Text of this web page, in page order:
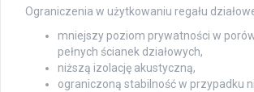
Ograniczenia w użytkowaniu regału
mniejszy poziom prywatności w
pełnych ścianek działowych,
niższą izolację akustyczną,
ograniczoną stabilność w przypadku